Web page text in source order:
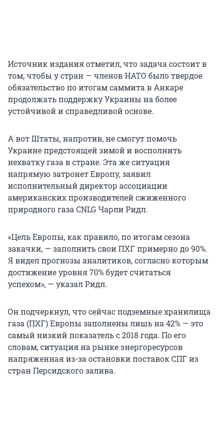
Источник издания отметил, что задача состоит в
том, чтобы у стран — членов НАТО было твердое
обязательство по итогам саммита в Анкаре
продолжать поддержку Украины на более
устойчивой и справедливой основе.
А вот Штаты, напротив, не смогут помочь
Украине предстоящей зимой и восполнить
нехватку газа в стране. Эта же ситуация
напрямую затронет Европу, заявил
исполнительный директор ассоциации
американских производителей сжиженного
природного газа CNLG Чарли Ридл.
«Цель Европы, как правило, по итогам сезона
закачки, — заполнить свои ПХГ примерно до 90%.
Я видел прогнозы аналитиков, согласно которым
достижение уровня 70% будет считаться
успехом», — указал Ридл.
Он подчеркнул, что сейчас подземные хранилища
газа (ПХГ) Европы заполнены лишь на 42% — это
самый низкий показатель с 2018 года. По его
словам, ситуация на рынке энергоресурсов
напряженная из-за остановки поставок СПГ из
стран Персидского залива.